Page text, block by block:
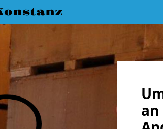
an